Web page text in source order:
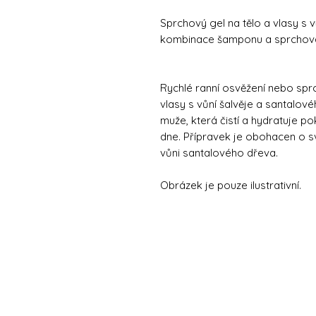
Sprchový gel na tělo a vlasy s
kombinace šamponu a
Rychlé ranní osvěžení nebo
vlasy s vůní šalvěje a
muže, která čistí a hydratuje
dne. Přípravek je obohacen o
vůni santalového dřeva.
Obrázek je pouze ilustrativní.